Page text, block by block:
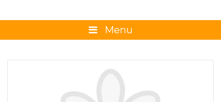
Menu
La boutique
Promotions et évènements